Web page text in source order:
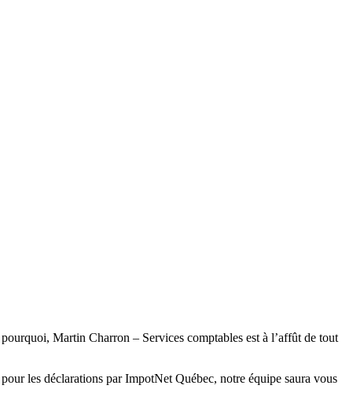
Martin Charron – Services comptables est à l’affût de tout
les déclarations par ImpotNet Québec, notre équipe saura vous